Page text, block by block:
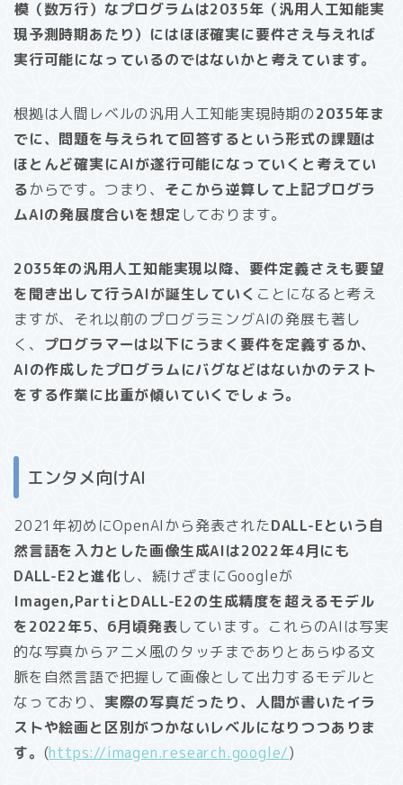
模（数万行）なプログラムは2035年（汎用人工知能実
現予測時期あたり）にはほぼ確実に要件さえ与えれば
実行可能になっているのではないかと考えています。
根拠は人間レベルの汎用人工知能実現時期の2035年ま
でに、問題を与えられて回答するという形式の課題は
ほとんど確実にAIが遂行可能になっていくと考えてい
るからです。つまり、 そこから逆算して上記プログラ
ムAIの発展度合いを想定しております。
2035年の汎用人工知能実現以降、要件定義さえも要望
を聞き出して行うAIが誕生していく ことになると考え
ますが、それ以前のプログラミングAIの発展も著し
く、 プログラマーは以下にうまく要件を定義するか、
AIの作成したプログラムにバグなどはないかのテスト
をする作業に比重が傾いていくでしょう。
エンタメ向けAI
2021年初めにOpenAIから発表されたDALL-Eという自
然言語を入力とした画像生成AIは2022年4月にも
DALL-E2と進化し、続けざまにGoogleが
Imagen,PartiとDALL-E2の生成精度を超えるモデル
を2022年5、6月頃発表しています。これらのAIは写実
的な写真からアニメ風のタッチまでありとあらゆる文
脈を自然言語で把握して画像として出力するモデルと
なっており、 実際の写真だったり、人間が書いたイラ
ストや絵画と区別がつかないレベルになりつつありま
す。 (https://imagen.research.google/)